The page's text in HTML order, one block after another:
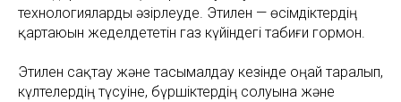
технологияларды әзірлеуде. Этилен — өсімдіктердің
қартаюын жеделдететін газ күйіндегі табиғи гормон.
Этилен сақтау және тасымалдау кезінде оңай таралып,
күлтелердің түсуіне, бүршіктердің солуына және